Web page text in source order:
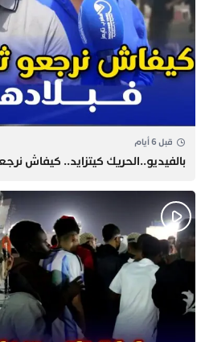
قبل 6 أيام
بالفيديو..الحريك كيتزايد.. كيفاش